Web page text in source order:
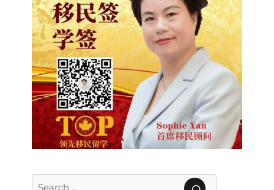
Search